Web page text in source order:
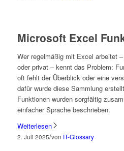
Microsoft Excel
Wer regelmäßig mit Excel arbeitet
oder privat – kennt das Problem:
oft fehlt der Überblick oder eine
dafür wurde diese Sammlung
Funktionen wurden sorgfältig
einfacher Sprache beschrieben.
Weiterlesen
2. Juli 2025/von IT-Glossary